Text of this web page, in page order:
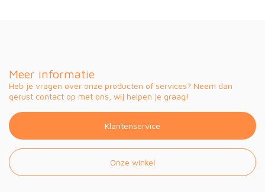
Meer informatie
Heb je vragen over onze producten of services? Neem dan
gerust contact op met ons, wij helpen je graag!
Klantenservice
Onze winkel